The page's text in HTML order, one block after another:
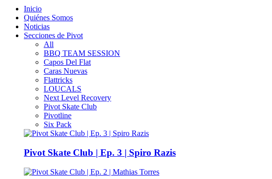
Inicio
Quiénes Somos
Noticias
Secciones de Pivot
All
BBQ TEAM SESSION
Capos Del Flat
Caras Nuevas
Flattricks
LOUCALS
Next Level Recovery
Pivot Skate Club
Pivotline
Six Pack
Pivot Skate Club | Ep. 3 | Spiro Razis